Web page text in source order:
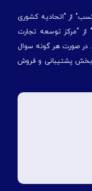
از "اتحادیه کشوری
از "مركز توسعه تجارت
در صورت هر گونه سوال
بخش پشتیبانی و فروش